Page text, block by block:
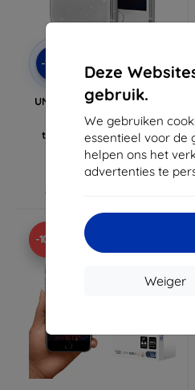
Deze
gebruik.
We gebruiken
essentieel voor de
helpen ons het
advertenties te
Weiger
-10%
coupon
EXTRA10
UNIQ hoes LifePro Xtreme
2020/7/8 glinsterend
transparant (UNIQ-IPSE
(2022) HYB-LPRXLUC)
€ 17,90
€ 16,11
Op voorraad: > 5 stuks
-10%